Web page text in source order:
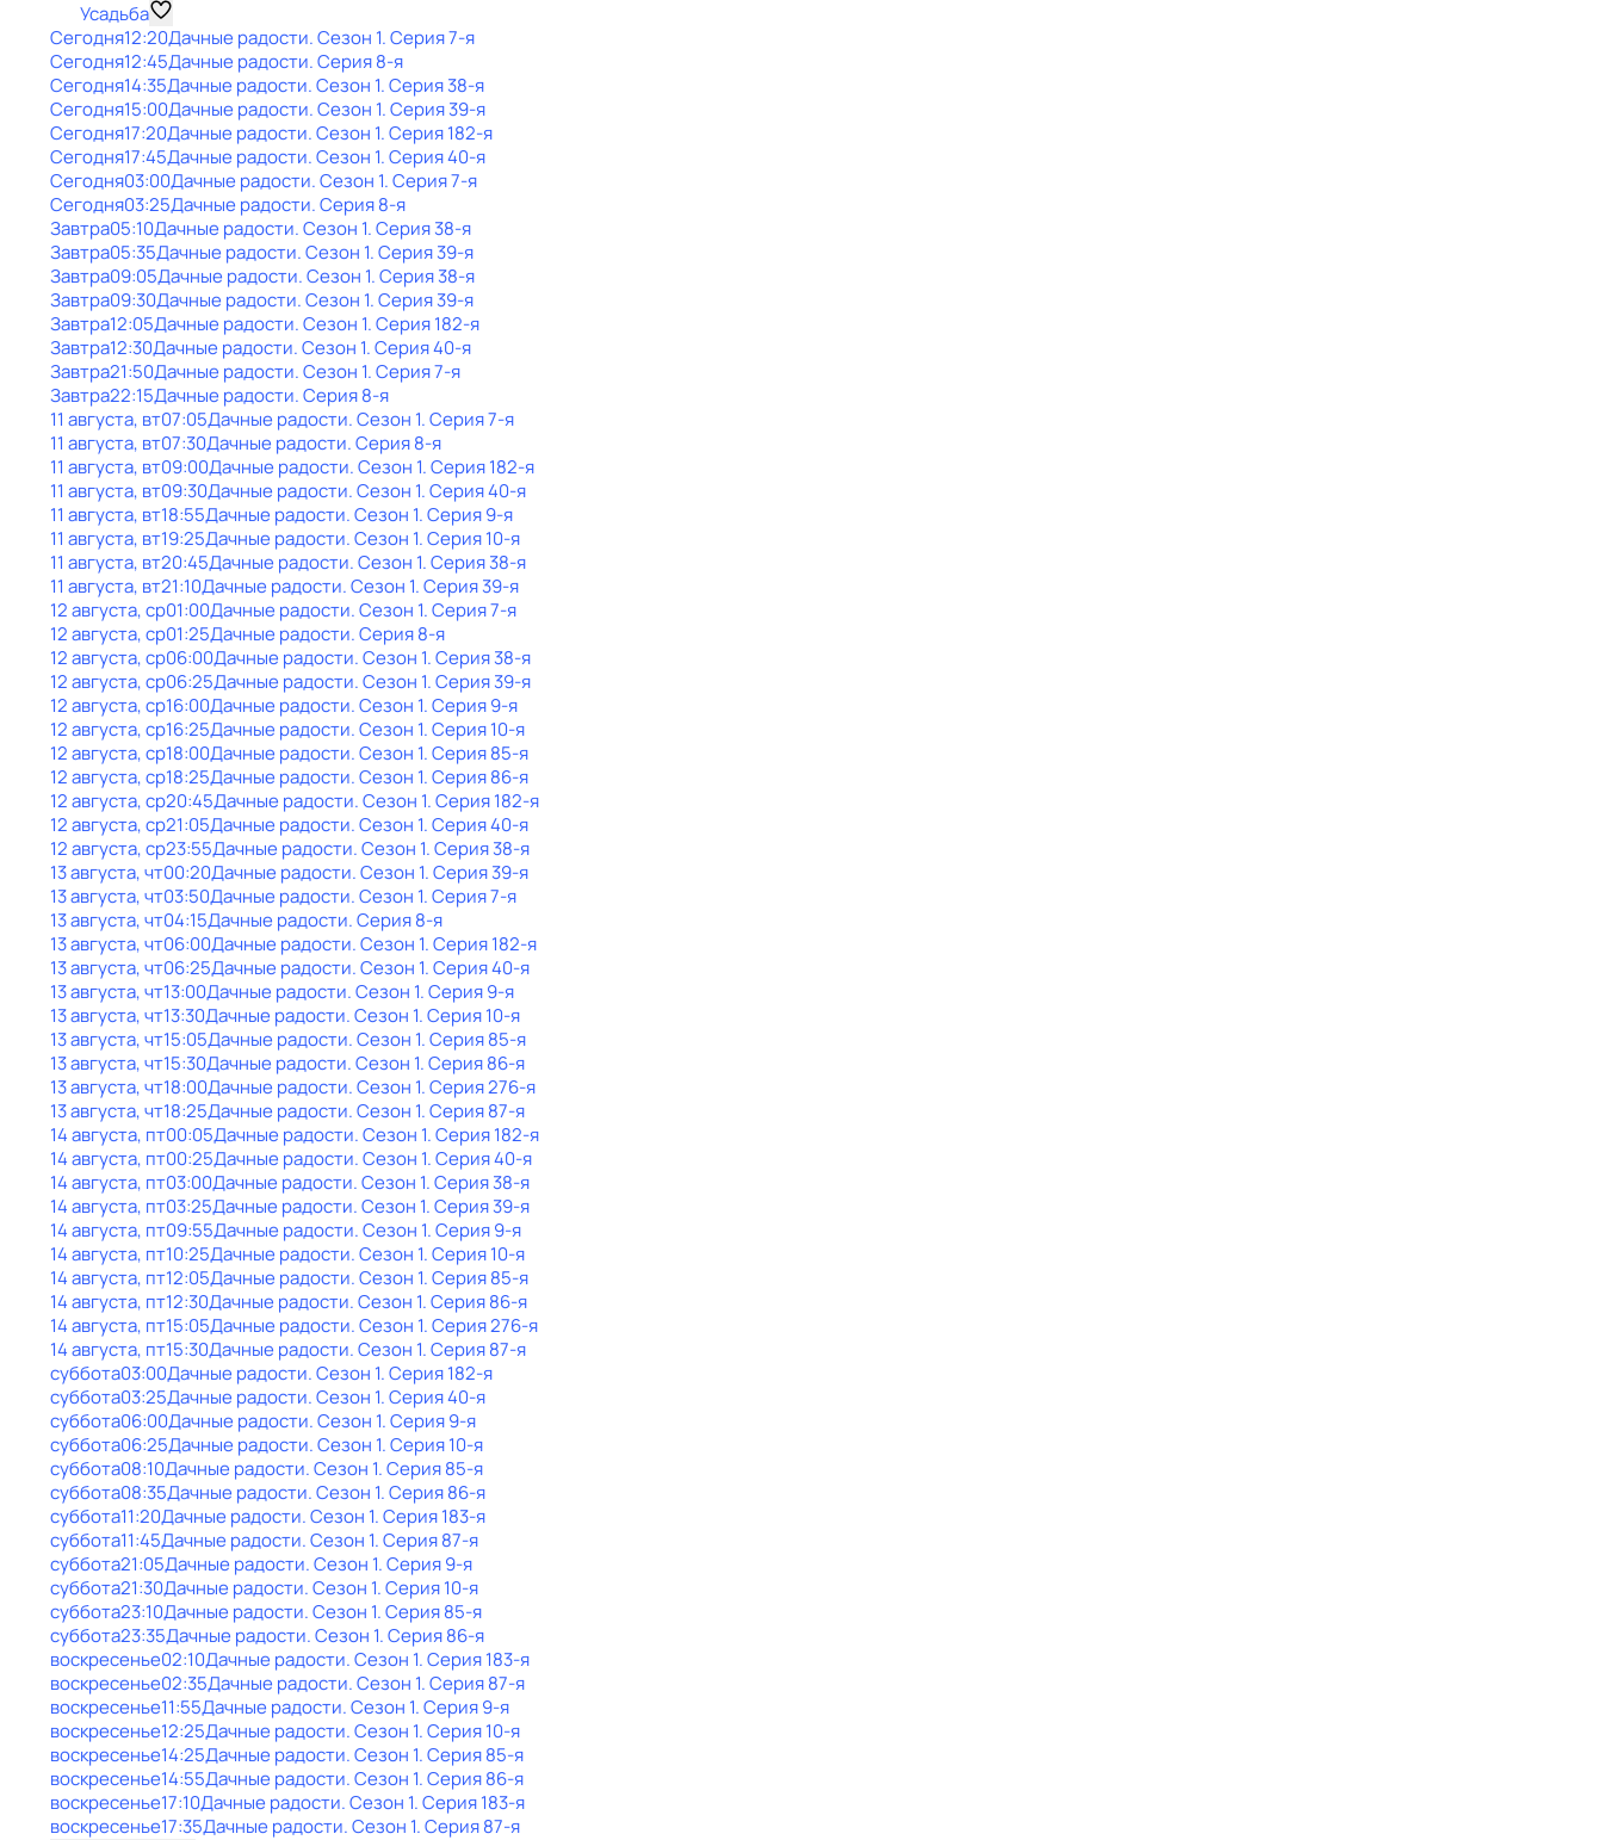
Усадьба
Сегодня12:20Дачные радости. Сезон 1. Серия 7-я
Сегодня12:45Дачные радости. Серия 8-я
Сегодня14:35Дачные радости. Сезон 1. Серия 38-я
Сегодня15:00Дачные радости. Сезон 1. Серия 39-я
Сегодня17:20Дачные радости. Сезон 1. Серия 182-я
Сегодня17:45Дачные радости. Сезон 1. Серия 40-я
Сегодня03:00Дачные радости. Сезон 1. Серия 7-я
Сегодня03:25Дачные радости. Серия 8-я
Завтра05:10Дачные радости. Сезон 1. Серия 38-я
Завтра05:35Дачные радости. Сезон 1. Серия 39-я
Завтра09:05Дачные радости. Сезон 1. Серия 38-я
Завтра09:30Дачные радости. Сезон 1. Серия 39-я
Завтра12:05Дачные радости. Сезон 1. Серия 182-я
Завтра12:30Дачные радости. Сезон 1. Серия 40-я
Завтра21:50Дачные радости. Сезон 1. Серия 7-я
Завтра22:15Дачные радости. Серия 8-я
11 августа, вт07:05Дачные радости. Сезон 1. Серия 7-я
11 августа, вт07:30Дачные радости. Серия 8-я
11 августа, вт09:00Дачные радости. Сезон 1. Серия 182-я
11 августа, вт09:30Дачные радости. Сезон 1. Серия 40-я
11 августа, вт18:55Дачные радости. Сезон 1. Серия 9-я
11 августа, вт19:25Дачные радости. Сезон 1. Серия 10-я
11 августа, вт20:45Дачные радости. Сезон 1. Серия 38-я
11 августа, вт21:10Дачные радости. Сезон 1. Серия 39-я
12 августа, ср01:00Дачные радости. Сезон 1. Серия 7-я
12 августа, ср01:25Дачные радости. Серия 8-я
12 августа, ср06:00Дачные радости. Сезон 1. Серия 38-я
12 августа, ср06:25Дачные радости. Сезон 1. Серия 39-я
12 августа, ср16:00Дачные радости. Сезон 1. Серия 9-я
12 августа, ср16:25Дачные радости. Сезон 1. Серия 10-я
12 августа, ср18:00Дачные радости. Сезон 1. Серия 85-я
12 августа, ср18:25Дачные радости. Сезон 1. Серия 86-я
12 августа, ср20:45Дачные радости. Сезон 1. Серия 182-я
12 августа, ср21:05Дачные радости. Сезон 1. Серия 40-я
12 августа, ср23:55Дачные радости. Сезон 1. Серия 38-я
13 августа, чт00:20Дачные радости. Сезон 1. Серия 39-я
13 августа, чт03:50Дачные радости. Сезон 1. Серия 7-я
13 августа, чт04:15Дачные радости. Серия 8-я
13 августа, чт06:00Дачные радости. Сезон 1. Серия 182-я
13 августа, чт06:25Дачные радости. Сезон 1. Серия 40-я
13 августа, чт13:00Дачные радости. Сезон 1. Серия 9-я
13 августа, чт13:30Дачные радости. Сезон 1. Серия 10-я
13 августа, чт15:05Дачные радости. Сезон 1. Серия 85-я
13 августа, чт15:30Дачные радости. Сезон 1. Серия 86-я
13 августа, чт18:00Дачные радости. Сезон 1. Серия 276-я
13 августа, чт18:25Дачные радости. Сезон 1. Серия 87-я
14 августа, пт00:05Дачные радости. Сезон 1. Серия 182-я
14 августа, пт00:25Дачные радости. Сезон 1. Серия 40-я
14 августа, пт03:00Дачные радости. Сезон 1. Серия 38-я
14 августа, пт03:25Дачные радости. Сезон 1. Серия 39-я
14 августа, пт09:55Дачные радости. Сезон 1. Серия 9-я
14 августа, пт10:25Дачные радости. Сезон 1. Серия 10-я
14 августа, пт12:05Дачные радости. Сезон 1. Серия 85-я
14 августа, пт12:30Дачные радости. Сезон 1. Серия 86-я
14 августа, пт15:05Дачные радости. Сезон 1. Серия 276-я
14 августа, пт15:30Дачные радости. Сезон 1. Серия 87-я
суббота03:00Дачные радости. Сезон 1. Серия 182-я
суббота03:25Дачные радости. Сезон 1. Серия 40-я
суббота06:00Дачные радости. Сезон 1. Серия 9-я
суббота06:25Дачные радости. Сезон 1. Серия 10-я
суббота08:10Дачные радости. Сезон 1. Серия 85-я
суббота08:35Дачные радости. Сезон 1. Серия 86-я
суббота11:20Дачные радости. Сезон 1. Серия 183-я
суббота11:45Дачные радости. Сезон 1. Серия 87-я
суббота21:05Дачные радости. Сезон 1. Серия 9-я
суббота21:30Дачные радости. Сезон 1. Серия 10-я
суббота23:10Дачные радости. Сезон 1. Серия 85-я
суббота23:35Дачные радости. Сезон 1. Серия 86-я
воскресенье02:10Дачные радости. Сезон 1. Серия 183-я
воскресенье02:35Дачные радости. Сезон 1. Серия 87-я
воскресенье11:55Дачные радости. Сезон 1. Серия 9-я
воскресенье12:25Дачные радости. Сезон 1. Серия 10-я
воскресенье14:25Дачные радости. Сезон 1. Серия 85-я
воскресенье14:55Дачные радости. Сезон 1. Серия 86-я
воскресенье17:10Дачные радости. Сезон 1. Серия 183-я
воскресенье17:35Дачные радости. Сезон 1. Серия 87-я